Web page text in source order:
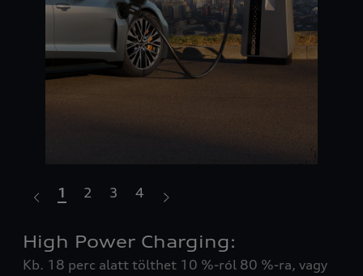
High Power Charging:
Kb. 18 perc alatt tölthet 10 %-ról 80 %-ra, vagy
1 2 3 4